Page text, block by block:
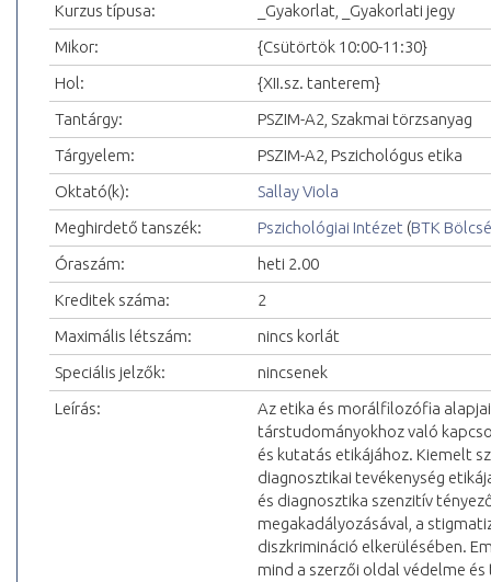
Kurzus típusa:
_Gyakorlat, _Gyakorlati jegy
Mikor:
{Csütörtök 10:00-11:30}
Hol:
{XII.sz. tanterem}
Tantárgy:
PSZIM-A2, Szakmai törzsanyag
Tárgyelem:
PSZIM-A2, Pszichológus etika
Oktató(k):
Sallay Viola
Meghirdető tanszék:
Pszichológiai Intézet (BTK
Óraszám:
heti 2.00
Kreditek száma:
2
Maximális létszám:
nincs korlát
Speciális jelzők:
nincsenek
Leírás:
Az etika és morálfilozófia
társtudományokhoz való
és kutatás etikájához. Kiemelt
diagnosztikai tevékenység
és diagnosztika szenzitív
megakadályozásával, a
diszkrimináció elkerülésében.
mind a szerzői oldal védelme